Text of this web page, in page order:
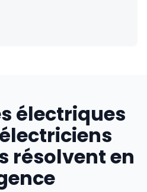
électriques
résolvent en